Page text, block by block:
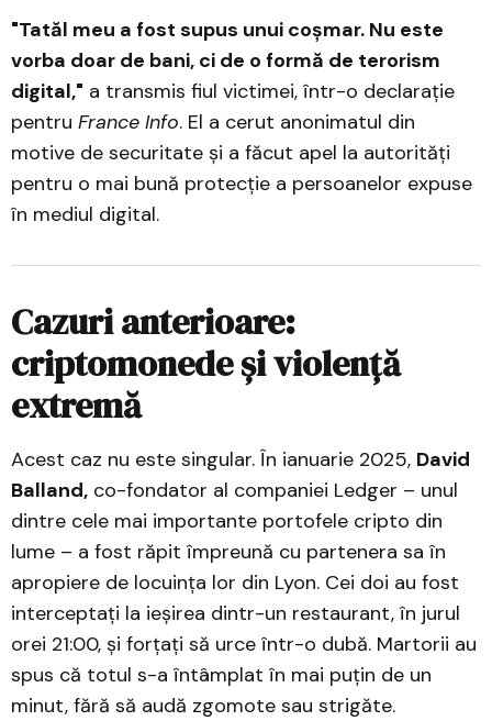
"Tatăl meu a fost supus unui coșmar. Nu este
vorba doar de bani, ci de o formă de terorism
digital," a transmis fiul victimei, într-o declarație
pentru France Info. El a cerut anonimatul din
motive de securitate și a făcut apel la autorități
pentru o mai bună protecție a persoanelor expuse
în mediul digital.
Cazuri anterioare:
criptomonede și violență
extremă
Acest caz nu este singular. În ianuarie 2025, David
Balland, co-fondator al companiei Ledger – unul
dintre cele mai importante portofele cripto din
lume – a fost răpit împreună cu partenera sa în
apropiere de locuința lor din Lyon. Cei doi au fost
interceptați la ieșirea dintr-un restaurant, în jurul
orei 21:00, și forțați să urce într-o dubă. Martorii au
spus că totul s-a întâmplat în mai puțin de un
minut, fără să audă zgomote sau strigăte.